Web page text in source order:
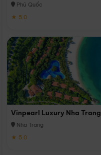
Phú Quốc
★ 5.0
Vinpearl Luxury Nha Trang
Nha Trang
★ 5.0